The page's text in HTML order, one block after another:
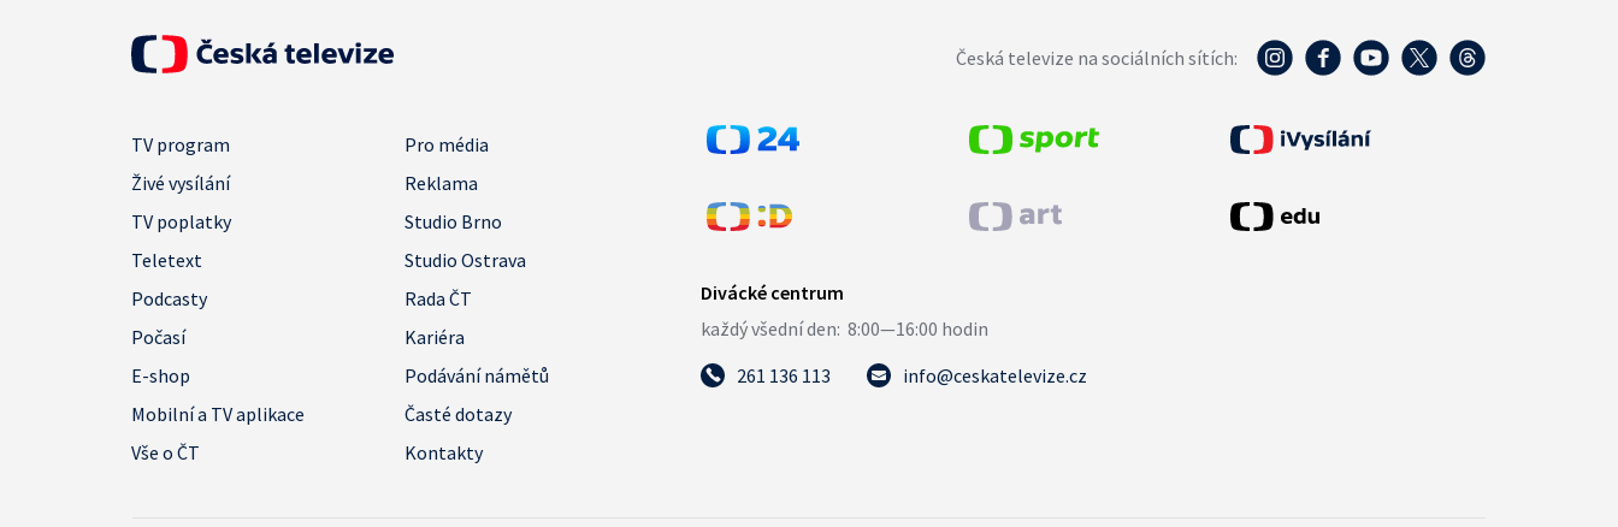
Česká televize na sociálních sítích:
TV program
Pro média
Živé vysílání
Reklama
TV poplatky
Studio Brno
Teletext
Studio Ostrava
Podcasty
Rada ČT
Počasí
Kariéra
E-shop
Podávání námětů
Mobilní a TV aplikace
Časté dotazy
Vše o ČT
Kontakty
261 136 113 info@ceskatelevize.cz